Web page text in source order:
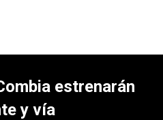
estrenarán
y vía